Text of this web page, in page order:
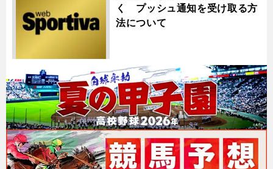
く プッシュ通知を受け取る方
法について